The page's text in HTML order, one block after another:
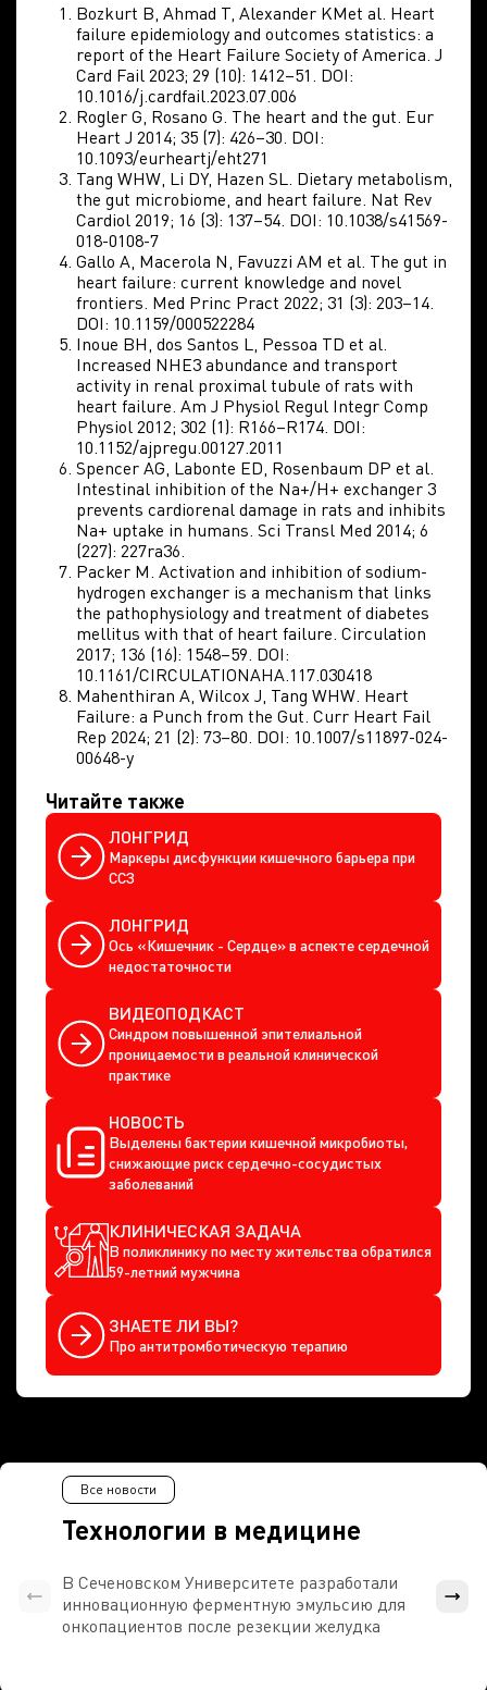
Bozkurt B, Ahmad T, Alexander KMet al. Heart
failure epidemiology and outcomes statistics: a
report of the Heart Failure Society of America. J
Card Fail 2023; 29 (10): 1412–51. DOI:
10.1016/j.cardfail.2023.07.006
Rogler G, Rosano G. The heart and the gut. Eur
Heart J 2014; 35 (7): 426–30. DOI:
10.1093/eurheartj/eht271
Tang WHW, Li DY, Hazen SL. Dietary metabolism,
the gut microbiome, and heart failure. Nat Rev
Cardiol 2019; 16 (3): 137–54. DOI: 10.1038/s41569-
018-0108-7
Gallo A, Macerola N, Favuzzi AM et al. The gut in
heart failure: current knowledge and novel
frontiers. Med Princ Pract 2022; 31 (3): 203–14.
DOI: 10.1159/000522284
Inoue BH, dos Santos L, Pessoa TD et al.
Increased NHE3 abundance and transport
activity in renal proximal tubule of rats with
heart failure. Am J Physiol Regul Integr Comp
Physiol 2012; 302 (1): R166–R174. DOI:
10.1152/ajpregu.00127.2011
Spencer AG, Labonte ED, Rosenbaum DP et al.
Intestinal inhibition of the Na+/H+ exchanger 3
prevents cardiorenal damage in rats and inhibits
Na+ uptake in humans. Sci Transl Med 2014; 6
(227): 227ra36.
Packer M. Activation and inhibition of sodium-
hydrogen exchanger is a mechanism that links
the pathophysiology and treatment of diabetes
mellitus with that of heart failure. Circulation
2017; 136 (16): 1548–59. DOI:
10.1161/CIRCULATIONAHA.117.030418
Mahenthiran A, Wilcox J, Tang WHW. Heart
Failure: a Punch from the Gut. Curr Heart Fail
Rep 2024; 21 (2): 73–80. DOI: 10.1007/s11897-024-
00648-y
Читайте также
ЛОНГРИД
Маркеры дисфункции кишечного барьера при
ССЗ
ЛОНГРИД
Ось «Кишечник - Сердце» в аспекте сердечной
недостаточности
ВИДЕОПОДКАСТ
Синдром повышенной эпителиальной
проницаемости в реальной клинической
практике
НОВОСТЬ
Выделены бактерии кишечной микробиоты,
снижающие риск сердечно-сосудистых
заболеваний
КЛИНИЧЕСКАЯ ЗАДАЧА
В поликлинику по месту жительства обратился
59-летний мужчина
ЗНАЕТЕ ЛИ ВЫ?
Про антитромботическую терапию
Технологии в медицине
Все новости
В Сеченовском Университете разработали
инновационную ферментную эмульсию для
онкопациентов после резекции желудка